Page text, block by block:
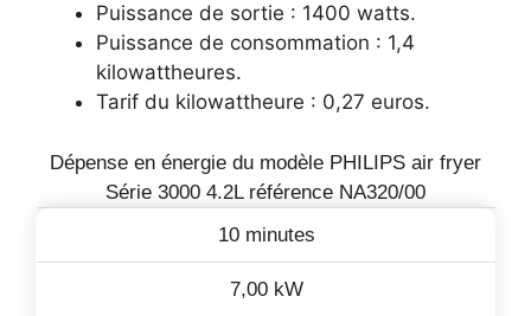
Puissance de sortie : 1400 watts.
Puissance de consommation : 1,4
kilowattheures.
Tarif du kilowattheure : 0,27 euros.
Dépense en énergie du modèle PHILIPS air fryer
Série 3000 4.2L référence NA320/00
10 minutes
7,00 kW